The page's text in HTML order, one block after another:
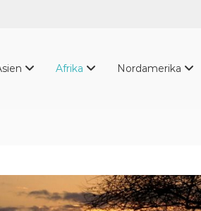
Afrika Nordamerika